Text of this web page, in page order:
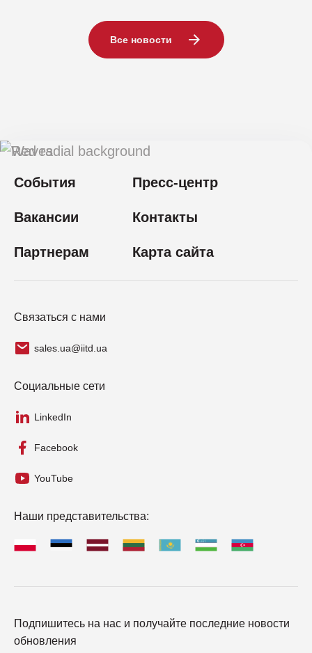
Все новости
События Пресс-центр
Вакансии Контакты
Партнерам Карта сайта
Связаться с нами
sales.ua@iitd.ua
Наши представительства:
Социальные сети
LinkedIn
Facebook
YouTube
Подпишитесь на нас и получайте последние новости
обновления